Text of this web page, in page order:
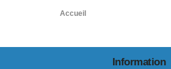
Accueil
Information